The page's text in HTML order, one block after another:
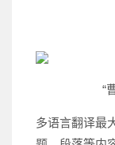
“
多语言翻译最